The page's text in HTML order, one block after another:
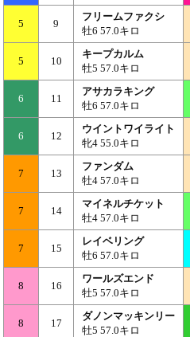
5 9
フリームファクシ
牡6 57.0キロ
5 10
キープカルム
牡5 57.0キロ
6 11
アサカラキング
牡6 57.0キロ
6 12
ウイントワイライト
牝4 55.0キロ
7 13
ファンダム
牡4 57.0キロ
7 14
マイネルチケット
牡4 57.0キロ
7 15
レイベリング
牡6 57.0キロ
8 16
ワールズエンド
牡5 57.0キロ
8 17
ダノンマッキンリー
牡5 57.0キロ